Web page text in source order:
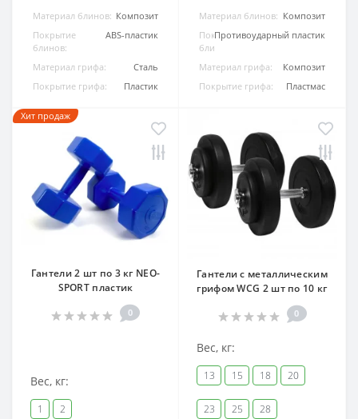
Материал блинов: Композит
Покрытие
блинов:
ABS-пластик
Материал грифа:
Сталь
Покрытие грифа:
Пластик
Материал блинов: Композит
Покрытие
блинов:
Противоударный пластик
Материал грифа:
Композит
Покрытие грифа:
Пластмас
Хит продаж
Гантели 2 шт по 3 кг NEO-
SPORT пластик
0
Вес, кг:
1 2
Гантели с металлическим
грифом WCG 2 шт по 10 кг
0
Вес, кг:
13 15 18 20
23 25 28